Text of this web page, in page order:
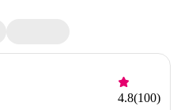
4.8(100)